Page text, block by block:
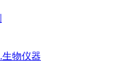
生物仪器